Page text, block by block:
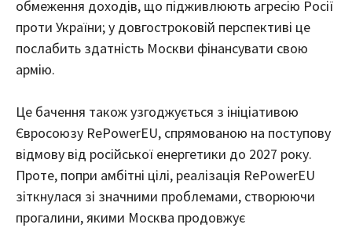
обмеження доходів, що підживлюють агресію Росії
проти України; у довгостроковій перспективі це
послабить здатність Москви фінансувати свою
армію.
Це бачення також узгоджується з ініціативою
Євросоюзу RePowerEU, спрямованою на поступову
відмову від російської енергетики до 2027 року.
Проте, попри амбітні цілі, реалізація RePowerEU
зіткнулася зі значними проблемами, створюючи
прогалини, якими Москва продовжує